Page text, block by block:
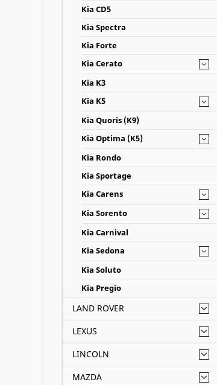
Kia CD5
Kia Spectra
Kia Forte
Kia Cerato
Kia K3
Kia K5
Kia Quoris (K9)
Kia Optima (K5)
Kia Rondo
Kia Sportage
Kia Carens
Kia Sorento
Kia Carnival
Kia Sedona
Kia Soluto
Kia Pregio
LAND ROVER
LEXUS
LINCOLN
MAZDA